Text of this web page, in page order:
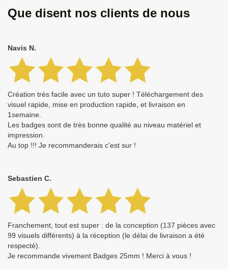
Que disent nos clients de nous
Navis N.
Création très facile avec un tuto super ! Téléchargement des
visuel rapide, mise en production rapide, et livraison en
1semaine.
Les badges sont de très bonne qualité au niveau matériel et
impression.
Au top !!! Je recommanderais c'est sur !
Sebastien C.
Franchement, tout est super : de la conception (137 pièces avec
99 visuels différents) à la réception (le délai de livraison a été
respecté).
Je recommande vivement Badges 25mm ! Merci à vous !